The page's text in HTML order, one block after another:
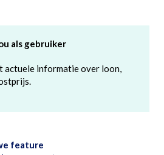
als gebruiker
actuele informatie over loon,
feature